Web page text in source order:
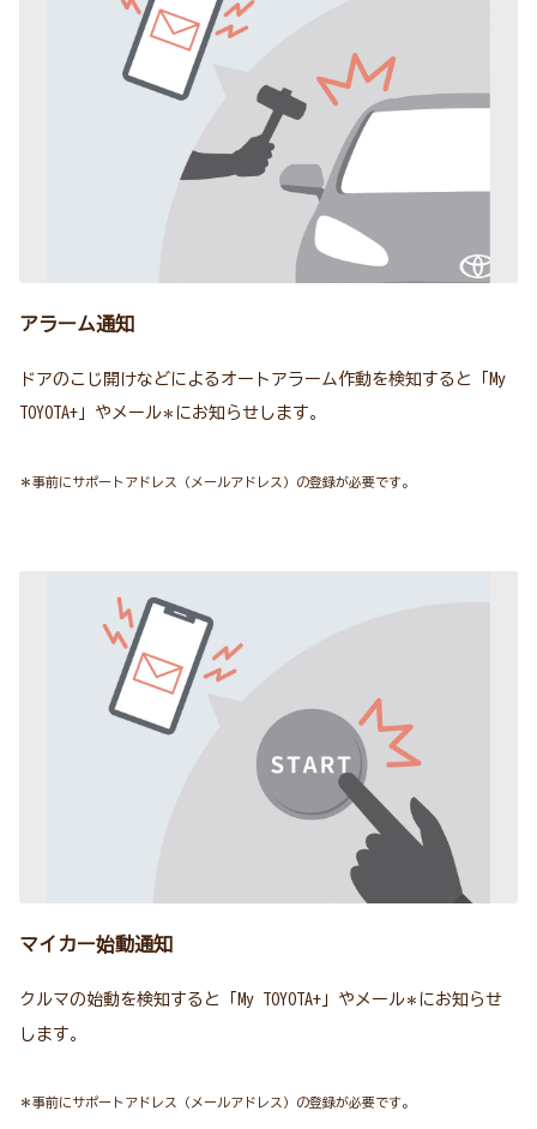
アラーム通知
ドアのこじ開けなどによるオートアラーム作動を検知すると「My
TOYOTA+」やメール＊ にお知らせします。
＊事前にサポートアドレス（メールアドレス）の登録が必要です。
マイカー始動通知
クルマの始動を検知すると「My TOYOTA+」やメール＊ にお知らせ
します。
＊事前にサポートアドレス（メールアドレス）の登録が必要です。